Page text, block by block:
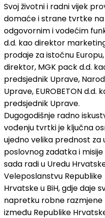
Svoj životni i radni vijek
domaće i strane tvrtke na
odgovornim i vodećim
d.d. kao direktor
prodaje za istočnu
direktor, MGK pack d.d.
predsjednik Uprave,
Uprave, EUROBETON d.d.
predsjednik Uprave.
Dugogodišnje radno
vođenju tvrtki je ključna
ujedno velika prednost za
poslovnog zadatka i misije
sada radi u Uredu
Veleposlanstvu Republike
Hrvatske u BiH, gdje daje
napretku robne razmjene
između Republike